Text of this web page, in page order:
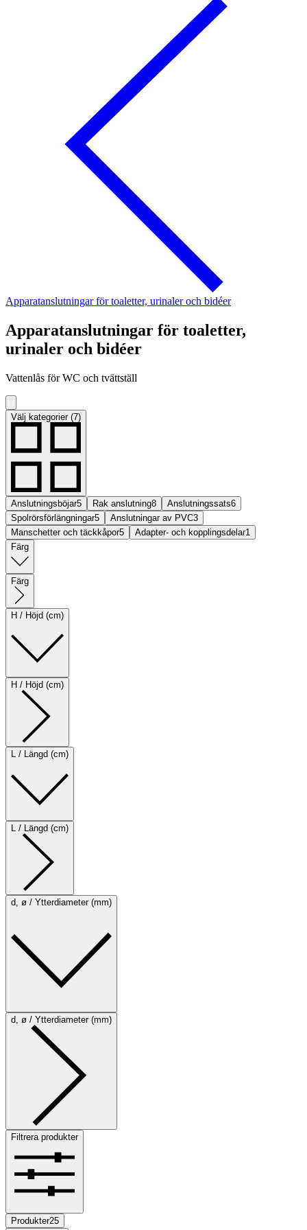
Apparatanslutningar för toaletter, urinaler och bidéer
Apparatanslutningar för toaletter,
urinaler och bidéer
Vattenlås för WC och tvättställ
Välj kategorier (7)
Anslutningsböjar5 Rak anslutning8 Anslutningssats6
Spolrörsförlängningar5 Anslutningar av PVC3
Manschetter och täckkåpor5 Adapter- och kopplingsdelar1
Färg
Färg
H / Höjd (cm)
H / Höjd (cm)
L / Längd (cm)
L / Längd (cm)
d, ø / Ytterdiameter (mm)
d, ø / Ytterdiameter (mm)
Filtrera produkter
Produkter25